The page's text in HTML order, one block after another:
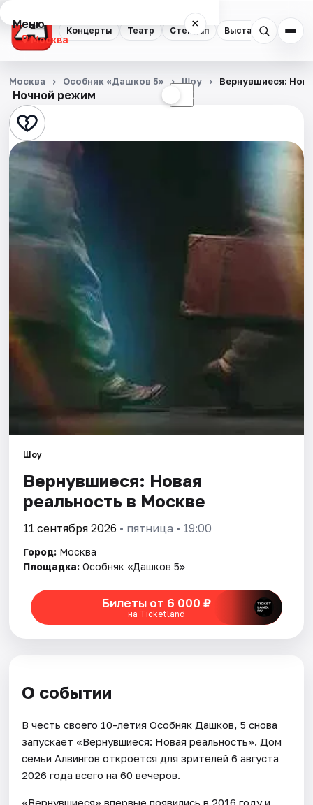
Концерты Театр Стендап Выставки
Меню ×
Москва
Концерты
Театр
Стендап
Выставки
Экскурсии
Ночной режим ☾
Москва Особняк «Дашков 5» Шоу Вернувшиеся:
Шоу
Вернувшиеся: Новая
реальность в Москве
11 сентября 2026 • пятница • 19:00
Город: Москва
Площадка: Особняк «Дашков 5»
Билеты от 6 000 ₽
на Ticketland
О событии
В честь своего 10-летия Особняк Дашков, 5 снова
запускает «Вернувшиеся: Новая реальность». Дом
семьи Алвингов откроется для зрителей 6 августа
2026 года всего на 60 вечеров.
«Вернувшиеся» впервые появились в 2016 году и